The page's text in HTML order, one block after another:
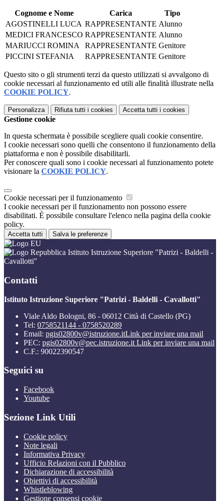
Cognome e Nome Carica
Tipo
AGOSTINELLI LUCA RAPPRESENTANTE Alunno
MEDICI FRANCESCO RAPPRESENTANTE Alunno
MARIUCCI ROMINA
RAPPRESENTANTE Genitore
PICCINI STEFANIA
RAPPRESENTANTE Genitore
Questo sito o gli strumenti terzi da questo utilizzati si avvalgono di
cookie necessari al funzionamento ed utili alle finalità illustrate nella
COOKIE POLICY.
Personalizza Rifiuta tutti i cookies Accetta tutti i cookies
Gestione cookie
In questa schermata è possibile scegliere quali cookie consentire.
I cookie necessari sono quelli che consentono il funzionamento della
piattaforma e non è possibile disabilitarli.
Per conoscere quali sono i cookie necessari al funzionamento potete
visionare la COOKIE POLICY.
Cookie necessari per il funzionamento
I cookie necessari per il funzionamento non possono essere
disabilitati. È possibile consultare l'elenco nella pagina della cookie
policy.
Accetta tutti Salva le preferenze
Istituto Istruzione Superiore "Patrizi - Baldelli -
Cavallotti"
Contatti
Istituto Istruzione Superiore "Patrizi - Baldelli - Cavallotti"
Viale Aldo Bologni, 86 - 06012 Città di Castello (PG)
Tel: 0758521144 - 0758520289
Email: pgis02800v@istruzione.itLink per inviare una mail
PEC: pgis02800v@pec.istruzione.it Link per inviare una mail
C.F.: 90022390547
Seguici su
Facebook
Youtube
Sezione Link Utili
Cookie policy
Note legali
Informativa Privacy
Ufficio Relazioni con il Pubblico
Dichiarazione di accessibilità
Obiettivi di accessibilità
Whistleblowing
Gestione consensi cookie